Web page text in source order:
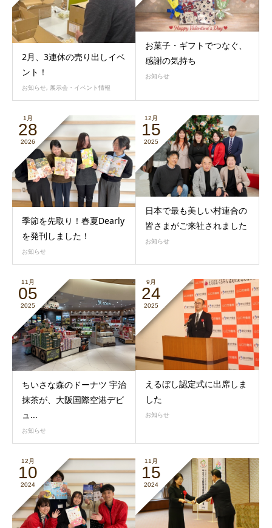
2月、3連休の売り出しイベ
ント！
お知らせ, 展示会・イベント情報
お菓子・ギフトでつなぐ、
感謝の気持ち
お知らせ
1月
28
2026
季節を先取り！春夏Dearly
を発刊しました！
お知らせ
12月
15
2025
日本で最も美しい村連合の
皆さまがご来社されました
お知らせ
11月
05
2025
ちいさな森のドーナツ 宇治
抹茶が、大阪国際空港デビ
ュ...
お知らせ
9月
24
2025
えるぼし認定式に出席しま
した
お知らせ
12月
10
2024
11月
15
2024